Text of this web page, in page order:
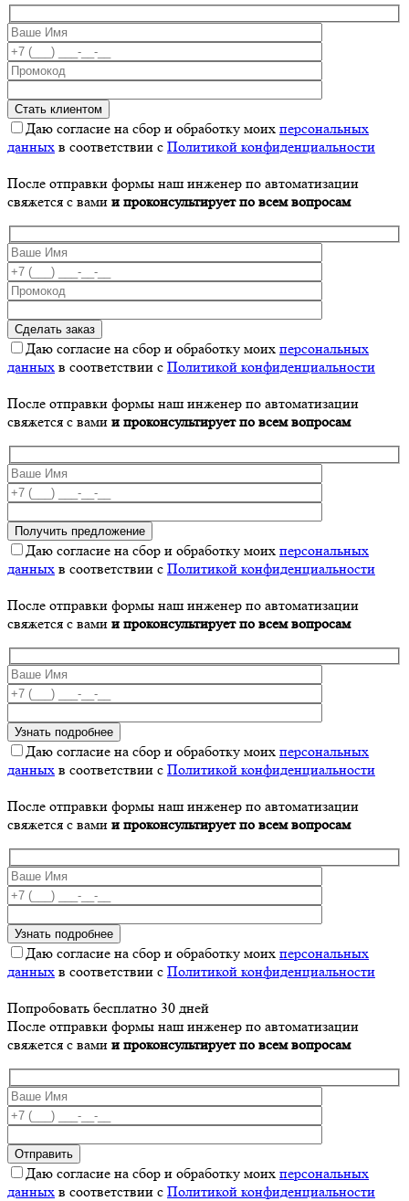
Даю согласие на сбор и обработку моих персональных
данных в соответствии с Политикой конфиденциальности
После отправки формы наш инженер по автоматизации
свяжется с вами и проконсультирует по всем вопросам
Даю согласие на сбор и обработку моих персональных
данных в соответствии с Политикой конфиденциальности
После отправки формы наш инженер по автоматизации
свяжется с вами и проконсультирует по всем вопросам
Даю согласие на сбор и обработку моих персональных
данных в соответствии с Политикой конфиденциальности
После отправки формы наш инженер по автоматизации
свяжется с вами и проконсультирует по всем вопросам
Даю согласие на сбор и обработку моих персональных
данных в соответствии с Политикой конфиденциальности
После отправки формы наш инженер по автоматизации
свяжется с вами и проконсультирует по всем вопросам
Даю согласие на сбор и обработку моих персональных
данных в соответствии с Политикой конфиденциальности
Попробовать бесплатно 30 дней
После отправки формы наш инженер по автоматизации
свяжется с вами и проконсультирует по всем вопросам
Даю согласие на сбор и обработку моих персональных
данных в соответствии с Политикой конфиденциальности